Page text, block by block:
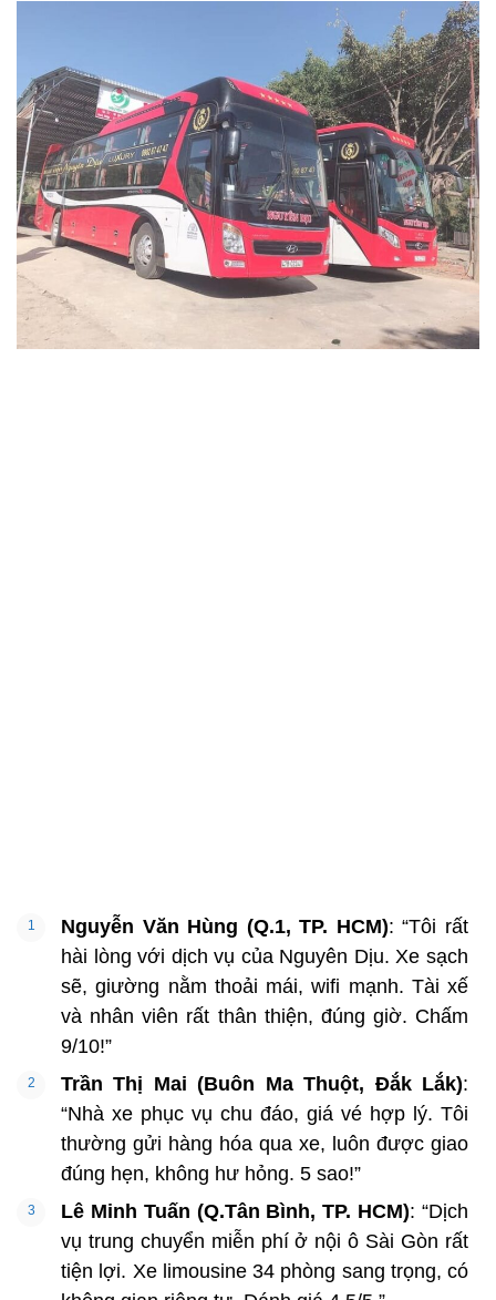
Nguyễn Văn Hùng (Q.1, TP. HCM): “Tôi rất
hài lòng với dịch vụ của Nguyên Dịu. Xe sạch
sẽ, giường nằm thoải mái, wifi mạnh. Tài xế
và nhân viên rất thân thiện, đúng giờ. Chấm
9/10!”
Trần Thị Mai (Buôn Ma Thuột, Đắk Lắk):
“Nhà xe phục vụ chu đáo, giá vé hợp lý. Tôi
thường gửi hàng hóa qua xe, luôn được giao
đúng hẹn, không hư hỏng. 5 sao!”
Lê Minh Tuấn (Q.Tân Bình, TP. HCM): “Dịch
vụ trung chuyển miễn phí ở nội ô Sài Gòn rất
tiện lợi. Xe limousine 34 phòng sang trọng, có